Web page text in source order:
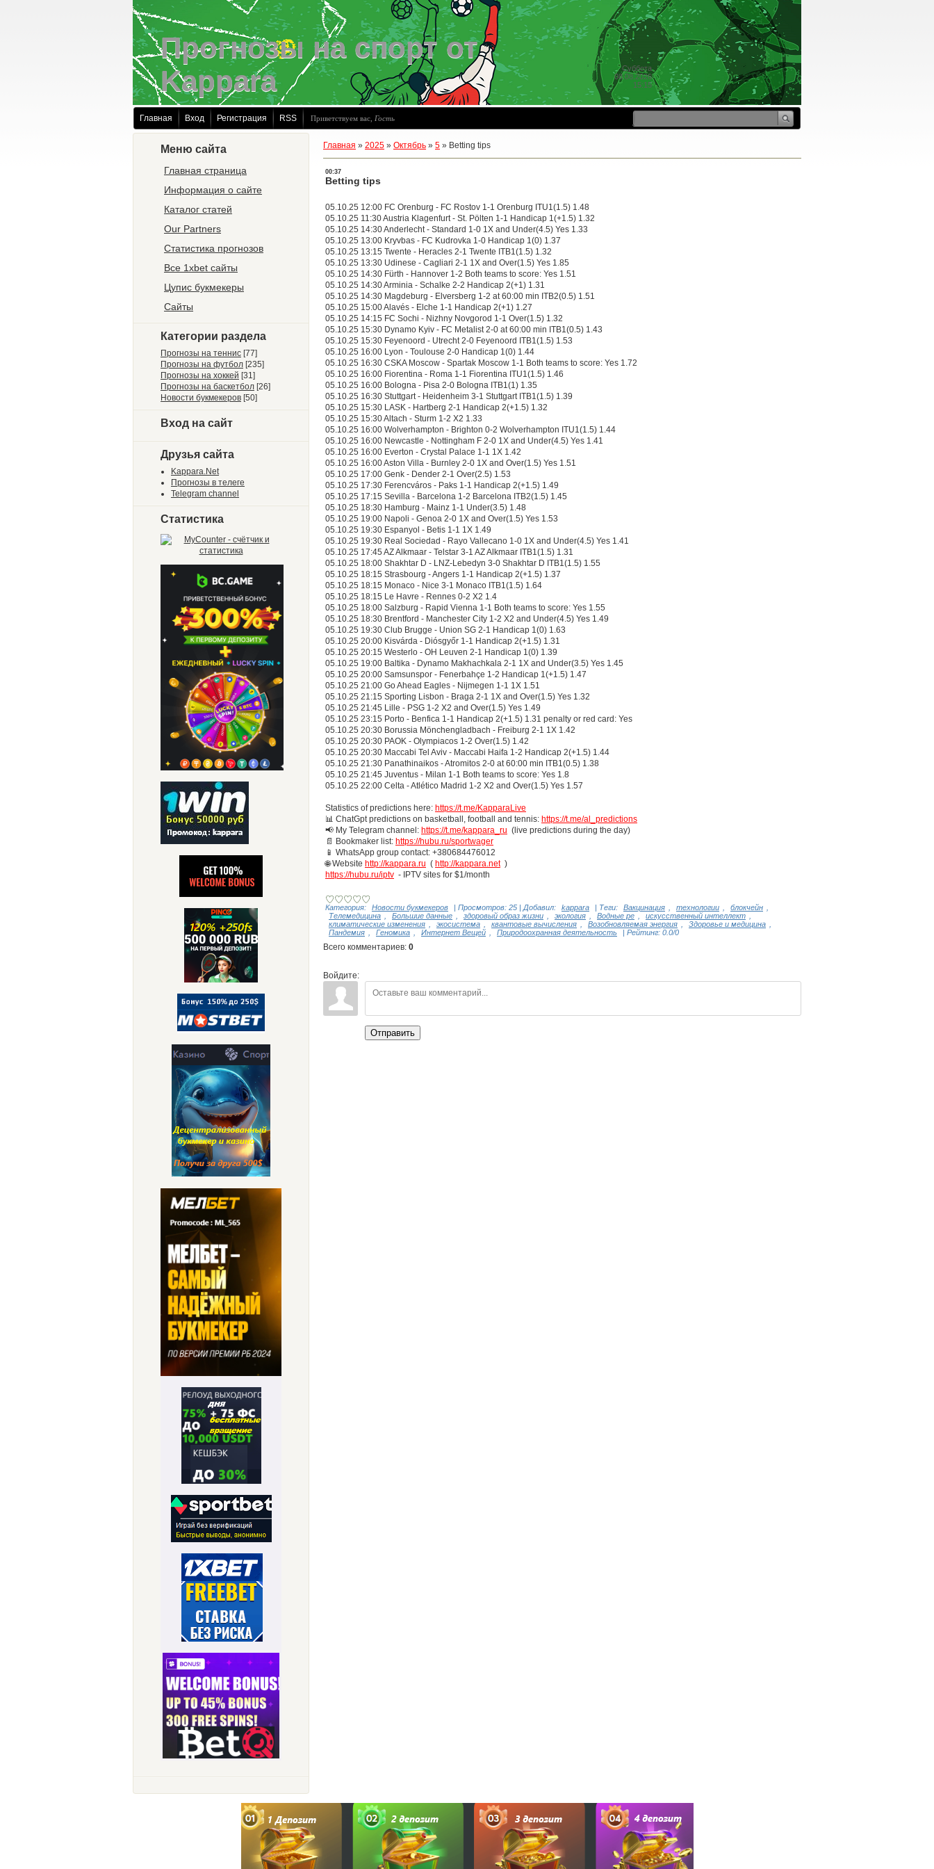
Суббота
08.08.2026
15:15
Прогнозы на спорт от
Kappara
Главная Вход Регистрация RSS Приветствуем вас Гость
Меню сайта
Главная страница
Информация о сайте
Каталог статей
Our Partners
Статистика прогнозов
Все 1xbet сайты
Цупис букмекеры
Сайты
Категории раздела
Прогнозы на теннис [77]
Прогнозы на футбол [235]
Прогнозы на хоккей [31]
Прогнозы на баскетбол [26]
Новости букмекеров [50]
Вход на сайт
Друзья сайта
Kappara.Net
Прогнозы в телеге
Telegram channel
Статистика
Главная » 2025 » Октябрь » 5 » Betting tips
00:37
Betting tips
05.10.25 12:00 FC Orenburg - FC Rostov 1-1 Orenburg ITU1(1.5) 1.48
05.10.25 11:30 Austria Klagenfurt - St. Pölten 1-1 Handicap 1(+1.5) 1.32
05.10.25 14:30 Anderlecht - Standard 1-0 1X and Under(4.5) Yes 1.33
05.10.25 13:00 Kryvbas - FC Kudrovka 1-0 Handicap 1(0) 1.37
05.10.25 13:15 Twente - Heracles 2-1 Twente ITB1(1.5) 1.32
05.10.25 13:30 Udinese - Cagliari 2-1 1X and Over(1.5) Yes 1.85
05.10.25 14:30 Fürth - Hannover 1-2 Both teams to score: Yes 1.51
05.10.25 14:30 Arminia - Schalke 2-2 Handicap 2(+1) 1.31
05.10.25 14:30 Magdeburg - Elversberg 1-2 at 60:00 min ITB2(0.5) 1.51
05.10.25 15:00 Alavés - Elche 1-1 Handicap 2(+1) 1.27
05.10.25 14:15 FC Sochi - Nizhny Novgorod 1-1 Over(1.5) 1.32
05.10.25 15:30 Dynamo Kyiv - FC Metalist 2-0 at 60:00 min ITB1(0.5) 1.43
05.10.25 15:30 Feyenoord - Utrecht 2-0 Feyenoord ITB1(1.5) 1.53
05.10.25 16:00 Lyon - Toulouse 2-0 Handicap 1(0) 1.44
05.10.25 16:30 CSKA Moscow - Spartak Moscow 1-1 Both teams to score: Yes 1.72
05.10.25 16:00 Fiorentina - Roma 1-1 Fiorentina ITU1(1.5) 1.46
05.10.25 16:00 Bologna - Pisa 2-0 Bologna ITB1(1) 1.35
05.10.25 16:30 Stuttgart - Heidenheim 3-1 Stuttgart ITB1(1.5) 1.39
05.10.25 15:30 LASK - Hartberg 2-1 Handicap 2(+1.5) 1.32
05.10.25 15:30 Altach - Sturm 1-2 X2 1.33
05.10.25 16:00 Wolverhampton - Brighton 0-2 Wolverhampton ITU1(1.5) 1.44
05.10.25 16:00 Newcastle - Nottingham F 2-0 1X and Under(4.5) Yes 1.41
05.10.25 16:00 Everton - Crystal Palace 1-1 1X 1.42
05.10.25 16:00 Aston Villa - Burnley 2-0 1X and Over(1.5) Yes 1.51
05.10.25 17:00 Genk - Dender 2-1 Over(2.5) 1.53
05.10.25 17:30 Ferencváros - Paks 1-1 Handicap 2(+1.5) 1.49
05.10.25 17:15 Sevilla - Barcelona 1-2 Barcelona ITB2(1.5) 1.45
05.10.25 18:30 Hamburg - Mainz 1-1 Under(3.5) 1.48
05.10.25 19:00 Napoli - Genoa 2-0 1X and Over(1.5) Yes 1.53
05.10.25 19:30 Espanyol - Betis 1-1 1X 1.49
05.10.25 19:30 Real Sociedad - Rayo Vallecano 1-0 1X and Under(4.5) Yes 1.41
05.10.25 17:45 AZ Alkmaar - Telstar 3-1 AZ Alkmaar ITB1(1.5) 1.31
05.10.25 18:00 Shakhtar D - LNZ-Lebedyn 3-0 Shakhtar D ITB1(1.5) 1.55
05.10.25 18:15 Strasbourg - Angers 1-1 Handicap 2(+1.5) 1.37
05.10.25 18:15 Monaco - Nice 3-1 Monaco ITB1(1.5) 1.64
05.10.25 18:15 Le Havre - Rennes 0-2 X2 1.4
05.10.25 18:00 Salzburg - Rapid Vienna 1-1 Both teams to score: Yes 1.55
05.10.25 18:30 Brentford - Manchester City 1-2 X2 and Under(4.5) Yes 1.49
05.10.25 19:30 Club Brugge - Union SG 2-1 Handicap 1(0) 1.63
05.10.25 20:00 Kisvárda - Diósgyőr 1-1 Handicap 2(+1.5) 1.31
05.10.25 20:15 Westerlo - OH Leuven 2-1 Handicap 1(0) 1.39
05.10.25 19:00 Baltika - Dynamo Makhachkala 2-1 1X and Under(3.5) Yes 1.45
05.10.25 20:00 Samsunspor - Fenerbahçe 1-2 Handicap 1(+1.5) 1.47
05.10.25 21:00 Go Ahead Eagles - Nijmegen 1-1 1X 1.51
05.10.25 21:15 Sporting Lisbon - Braga 2-1 1X and Over(1.5) Yes 1.32
05.10.25 21:45 Lille - PSG 1-2 X2 and Over(1.5) Yes 1.49
05.10.25 23:15 Porto - Benfica 1-1 Handicap 2(+1.5) 1.31 penalty or red card: Yes
05.10.25 20:30 Borussia Mönchengladbach - Freiburg 2-1 1X 1.42
05.10.25 20:30 PAOK - Olympiacos 1-2 Over(1.5) 1.42
05.10.25 20:30 Maccabi Tel Aviv - Maccabi Haifa 1-2 Handicap 2(+1.5) 1.44
05.10.25 21:30 Panathinaikos - Atromitos 2-0 at 60:00 min ITB1(0.5) 1.38
05.10.25 21:45 Juventus - Milan 1-1 Both teams to score: Yes 1.8
05.10.25 22:00 Celta - Atlético Madrid 1-2 X2 and Over(1.5) Yes 1.57
Statistics of predictions here: https://t.me/KapparaLive
📊 ChatGpt predictions on basketball, football and tennis: https://t.me/al_predictions
📢 My Telegram channel: https://t.me/kappara_ru (live predictions during the day)
📄 Bookmaker list: https://hubu.ru/sportwager
📱 WhatsApp group contact: +380684476012
🌐 Website http://kappara.ru ( http://kappara.net)
https://hubu.ru/iptv - IPTV sites for $1/month
Категория: Новости букмекеров | Просмотров: 25 | Добавил: kappara | Теги: Вакцинация технологии блокчейн
Телемедицина
Большие данные здоровый образ жизни экология Водные ре искусственный интеллект
климатические изменения
экосистема квантовые вычисления Возобновляемая энергия Здоровье и медицина
Пандемия
Геномика Интернет Вещей Природоохранная деятельность | Рейтинг: 0.0/0
Всего комментариев: 0
Войдите:
Отправить